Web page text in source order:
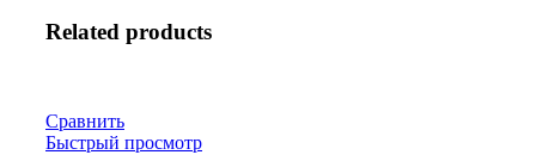
Related products
Сравнить
Быстрый просмотр